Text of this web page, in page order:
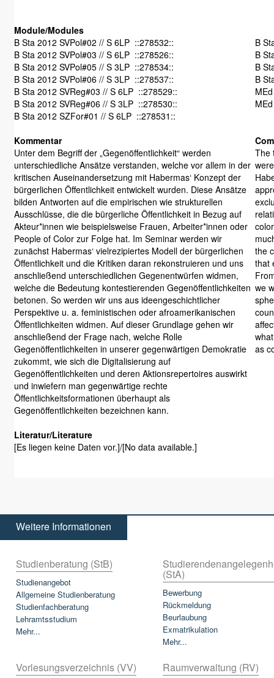
Module/Modules
B Sta 2012 SVPol#02 // S 6LP ::278532::
B Sta 2012 SVPol#03 // S 6LP ::278526::
B Sta 2012 SVPol#05 // S 3LP ::278534::
B Sta 2012 SVPol#06 // S 3LP ::278537::
B Sta 2012 SVReg#03 // S 6LP ::278529::
B Sta 2012 SVReg#06 // S 3LP ::278530::
B Sta 2012 SZFor#01 // S 6LP ::278531::
B
B
B
B
Kommentar
Unter dem Begriff der „Gegenöffentlichkeit“ werden
unterschiedliche Ansätze verstanden, welche vor allem in der
kritischen Auseinandersetzung mit Habermas‘ Konzept der
bürgerlichen Öffentlichkeit entwickelt wurden. Diese Ansätze
bilden Antworten auf die empirischen wie strukturellen
Ausschlüsse, die die bürgerliche Öffentlichkeit in Bezug auf
Akteur*innen wie beispielsweise Frauen, Arbeiter*innen oder
People of Color zur Folge hat. Im Seminar werden wir
zunächst Habermas‘ vielrezipiertes Modell der bürgerlichen
Öffentlichkeit und die Kritiken daran rekonstruieren und uns
anschließend unterschiedlichen Gegenentwürfen widmen,
welche die Bedeutung kontestierenden Gegenöffentlichkeiten
betonen. So werden wir uns aus ideengeschichtlicher
Perspektive u. a. feministischen oder afroamerikanischen
Öffentlichkeiten widmen. Auf dieser Grundlage gehen wir
anschließend der Frage nach, welche Rolle
Gegenöffentlichkeiten in unserer gegenwärtigen Demokratie
zukommt, wie sich die Digitalisierung auf
Gegenöffentlichkeiten und deren Aktionsrepertoires auswirkt
und inwiefern man gegenwärtige rechte
Öffentlichkeitsformationen überhaupt als
Gegenöffentlichkeiten bezeichnen kann.
The
the
that
we
as
Literatur/Literature
[Es liegen keine Daten vor.]/[No data available.]
Weitere Informationen
Studienberatung (StB)
Studienangebot
Allgemeine Studienberatung
Studienfachberatung
Lehramtsstudium
Mehr...
(StA)
Bewerbung
Rückmeldung
Beurlaubung
Exmatrikulation
Mehr...
Vorlesungsverzeichnis (VV) Raumverwaltung (RV)